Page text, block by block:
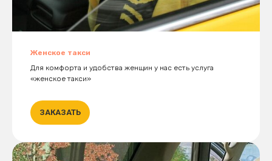
Женское такси
Для комфорта и удобства женщин у нас есть услуга
«женское такси»
ЗАКАЗАТЬ